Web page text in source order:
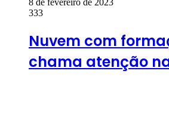
333
Nuvem com
chama atenção